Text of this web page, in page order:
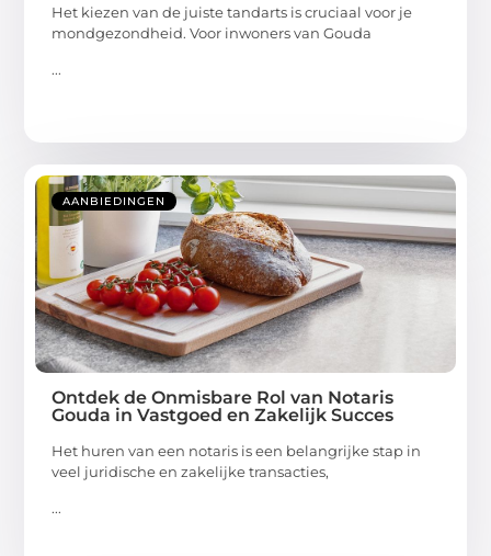
Het kiezen van de juiste tandarts is cruciaal voor je
mondgezondheid. Voor inwoners van Gouda
...
AANBIEDINGEN
Ontdek de Onmisbare Rol van Notaris
Gouda in Vastgoed en Zakelijk Succes
Het huren van een notaris is een belangrijke stap in
veel juridische en zakelijke transacties,
...